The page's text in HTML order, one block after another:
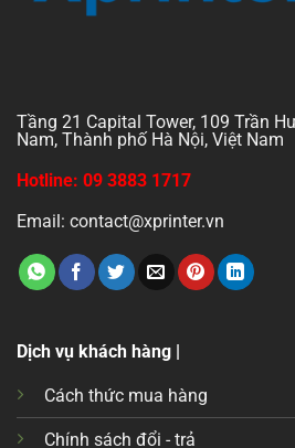
Tầng 21 Capital Tower, 109 Trần
Nam, Thành phố Hà Nội, Việt Nam
Hotline: 09 3883 1717
Email: contact@xprinter.vn
Dịch vụ khách hàng |
Cách thức mua hàng
Chính sách đổi - trả